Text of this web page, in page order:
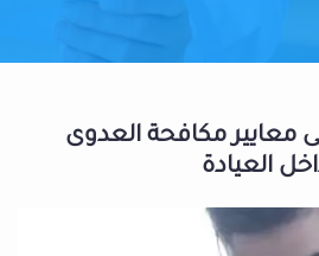
معايير مكافحة العدوى
العيادة